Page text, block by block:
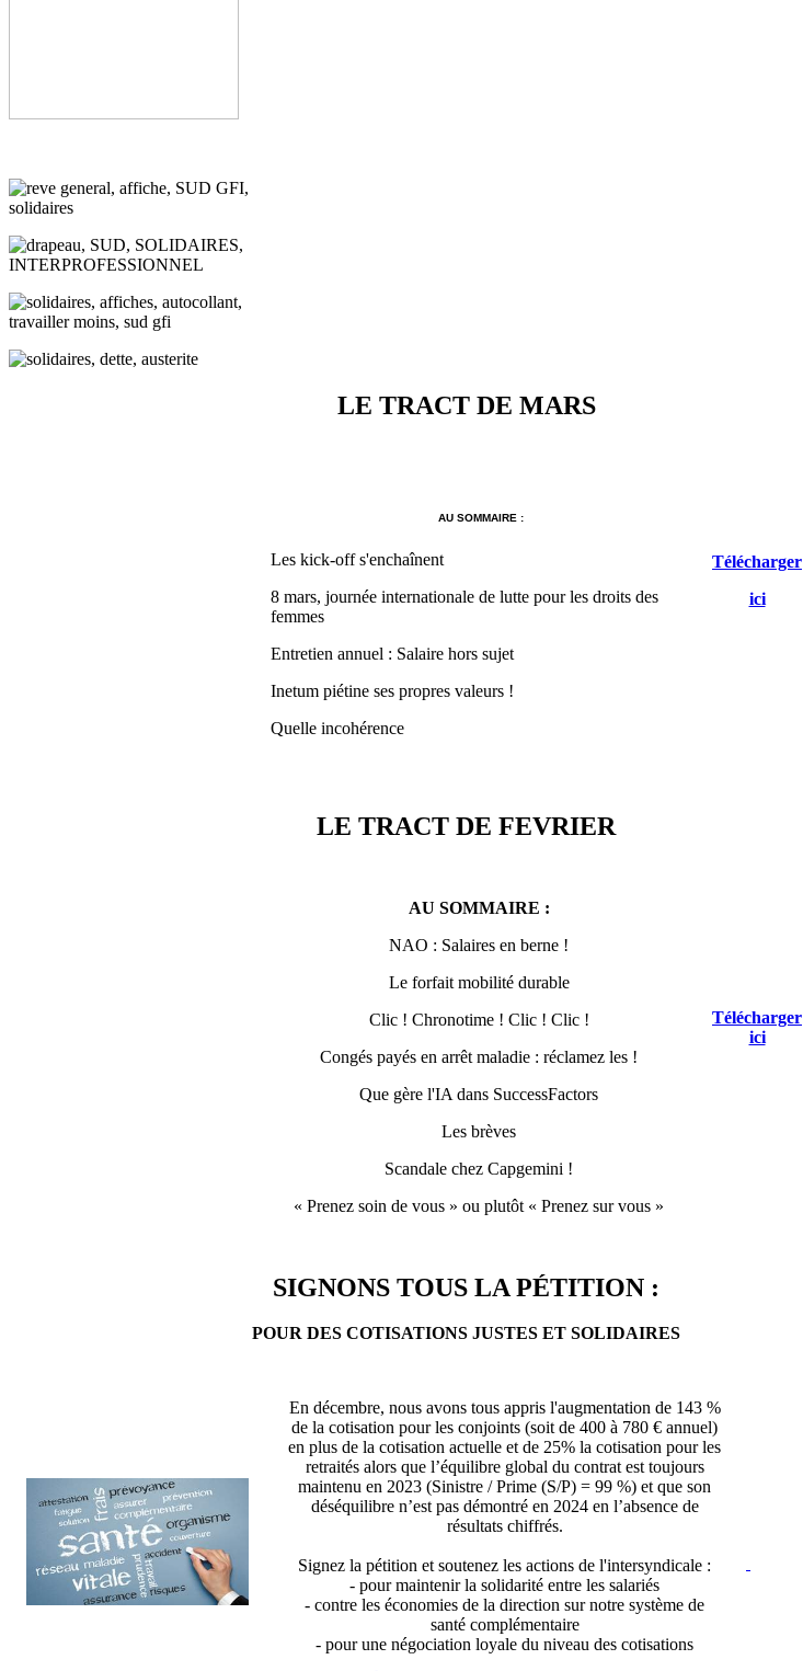
LE TRACT DE MARS
AU SOMMAIRE :
Les kick-off s'enchaînent
8 mars, journée internationale de lutte pour les droits des
femmes
Entretien annuel : Salaire hors sujet
Inetum piétine ses propres valeurs !
Quelle incohérence
Télécharger
ici
LE TRACT DE FEVRIER
AU SOMMAIRE :
NAO : Salaires en berne !
Le forfait mobilité durable
Clic ! Chronotime ! Clic ! Clic !
Congés payés en arrêt maladie : réclamez les !
Que gère l'IA dans SuccessFactors
Les brèves
Scandale chez Capgemini !
« Prenez soin de vous » ou plutôt « Prenez sur vous »
Télécharger
ici
SIGNONS TOUS LA PÉTITION :
POUR DES COTISATIONS JUSTES ET SOLIDAIRES
En décembre, nous avons tous appris l'augmentation de 143 %
de la cotisation pour les conjoints (soit de 400 à 780 € annuel)
en plus de la cotisation actuelle et de 25% la cotisation pour les
retraités alors que l’équilibre global du contrat est toujours
maintenu en 2023 (Sinistre / Prime (S/P) = 99 %) et que son
déséquilibre n’est pas démontré en 2024 en l’absence de
résultats chiffrés.
Signez la pétition et soutenez les actions de l'intersyndicale :
- pour maintenir la solidarité entre les salariés
- contre les économies de la direction sur notre système de
santé complémentaire
- pour une négociation loyale du niveau des cotisations